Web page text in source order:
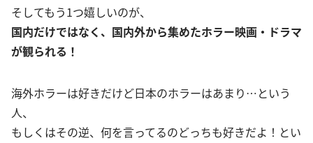
そしてもう1つ嬉しいのが、
国内だけではなく、国内外から集めたホラー映画・ドラマ
が観られる！
海外ホラーは好きだけど日本のホラーはあまり…という
人、
もしくはその逆、何を言ってるのどっちも好きだよ！とい